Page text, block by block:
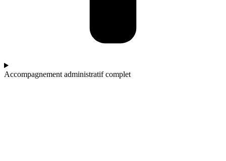
Accompagnement administratif complet